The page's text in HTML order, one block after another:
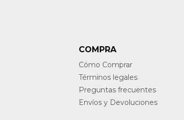
COMPRA
Cómo Comprar
Términos legales
Preguntas frecuentes
Envíos y Devoluciones